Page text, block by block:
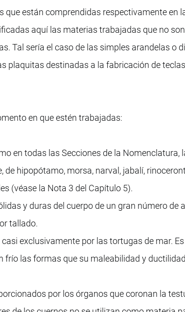
que están comprendidas respectivamente en
aquí las materias trabajadas que no son
Tal sería el caso de las simples arandelas o
plaquitas destinadas a la fabricación de
en que estén trabajadas:
en todas las Secciones de la Nomenclatura,
de hipopótamo, morsa, narval, jabalí,
(véase la Nota 3 del Capítulo 5).
y duras del cuerpo de un gran número de
tallado.
exclusivamente por las tortugas de mar.
frío las formas que su maleabilidad y
por los órganos que coronan la